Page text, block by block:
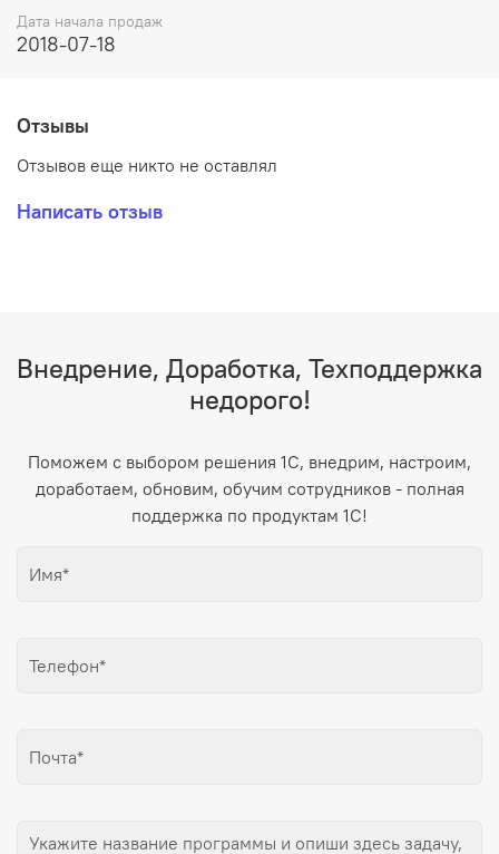
Дата начала продаж
2018-07-18
Отзывы
Отзывов еще никто не оставлял
Написать отзыв
Внедрение, Доработка, Техподдержка
недорого!
Поможем с выбором решения 1С, внедрим, настроим,
доработаем, обновим, обучим сотрудников - полная
поддержка по продуктам 1С!